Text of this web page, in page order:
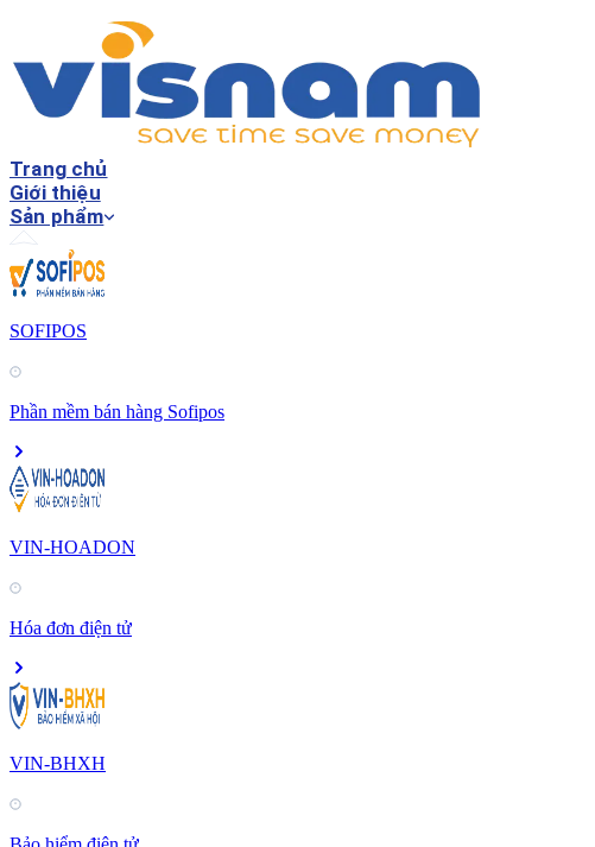
Trang chủ
Giới thiệu
Sản phẩm
SOFIPOS
Phần mềm bán hàng Sofipos
VIN-HOADON
Hóa đơn điện tử
VIN-BHXH